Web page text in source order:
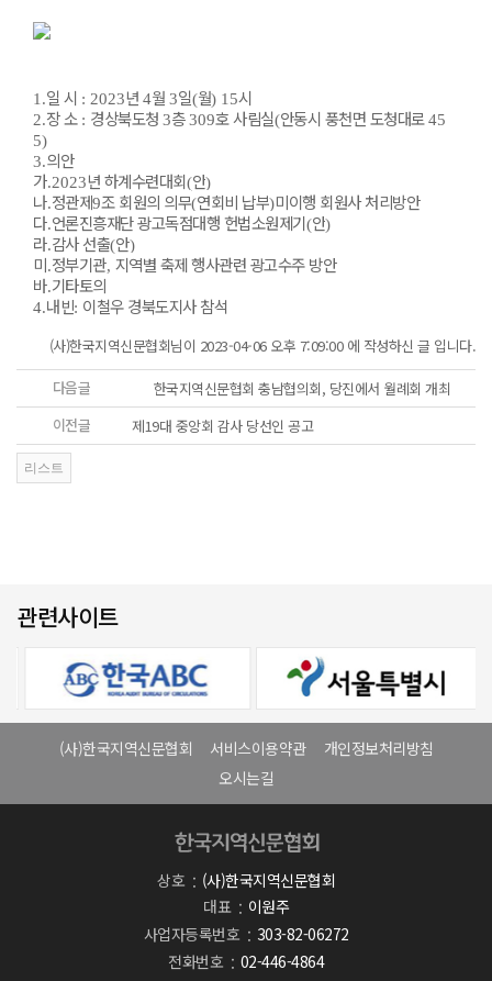
1.일 시 : 2023년 4월 3일(월) 15시
2.장 소 : 경상북도청 3층309호 사림실(안동시 풍천면 도청대로45
5)
3.의안
가.2023년 하계수련대회(안)
나.정관제9조 회원의 의무(연회비 납부)미이행 회원사 처리방안
다.언론진흥재단 광고독점대행 헌법소원제기(안)
라.감사 선출(안)
미.정부기관, 지역별 축제 행사관련 광고수주 방안
바.기타토의
4.내빈: 이철우 경북도지사 참석
(사)한국지역신문협회님이 2023-04-06 오후 7:09:00 에 작성하신 글 입니다.
다음글
한국지역신문협회 충남협의회, 당진에서 월례회 개최
이전글
제19대 중앙회 감사 당선인 공고
관련사이트
(사)한국지역신문협회 서비스이용약관
개인정보처리방침
오시는길
상호
(사)한국지역신문협회
대표
이원주
사업자등록번호
303-82-06272
전화번호
02-446-4864